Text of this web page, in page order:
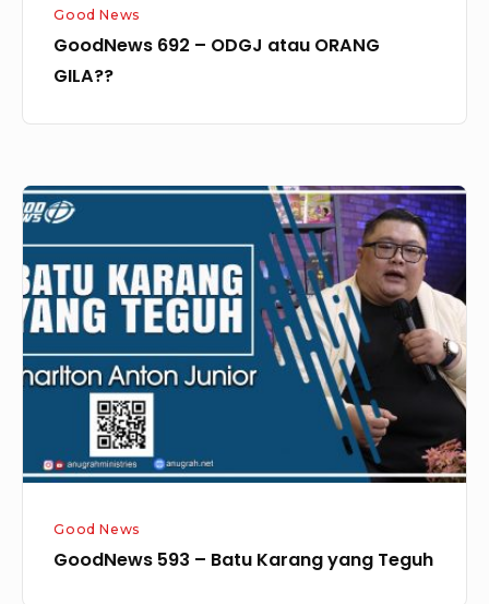
Good News
GoodNews 692 – ODGJ atau ORANG
GILA??
GoodNews
593
–
Batu
Karang
yang
Teguh
Good News
GoodNews 593 – Batu Karang yang Teguh